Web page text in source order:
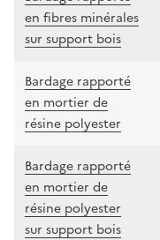
en fibres minérales
sur support bois
Bardage rapporté
en mortier de
résine polyester
Bardage rapporté
en mortier de
résine polyester
sur support bois